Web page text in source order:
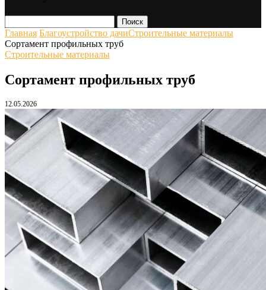
Поиск
Главная Благоустройство дачиСтроительные материалы
Сортамент профильных труб
Строительные материалы
Сортамент профильных труб
12.05.2026